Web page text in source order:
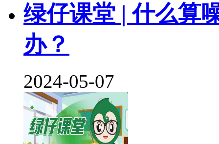
绿仔课堂 | 什么算
办？
2024-05-07